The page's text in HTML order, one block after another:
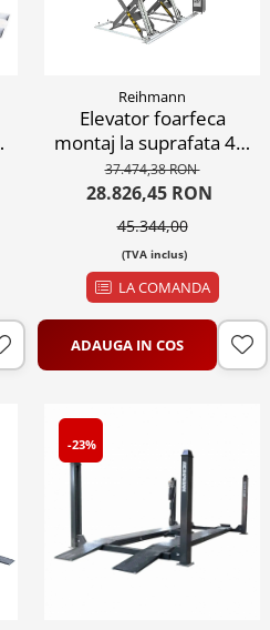
Reihmann
Elevator foarfeca
montaj la suprafata 4T,
380V
37.474,38 RON
28.826,45 RON
45.344,00
(TVA inclus)
LA COMANDA
ADAUGA IN COS
-23%